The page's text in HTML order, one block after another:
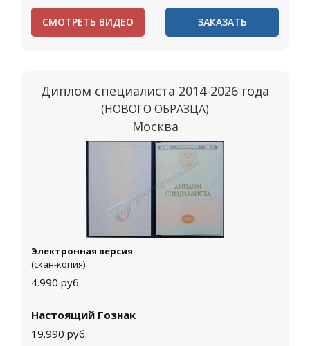
СМОТРЕТЬ ВИДЕО ЗАКАЗАТЬ
Диплом специалиста 2014-2026 года
(НОВОГО ОБРАЗЦА)
Москва
Электронная версия
(скан-копия)
4.990 руб.
Настоящий Гознак
19.990 руб.